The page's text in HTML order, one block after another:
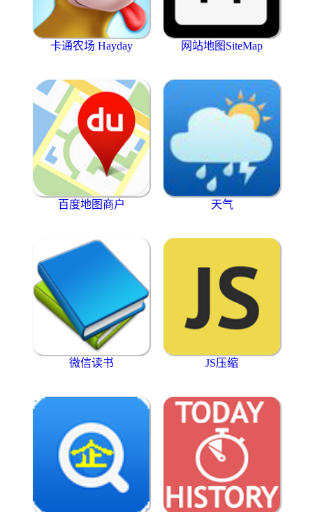
卡通农场 Hayday 网站地图SiteMap
百度地图商户 天气
微信读书 JS压缩